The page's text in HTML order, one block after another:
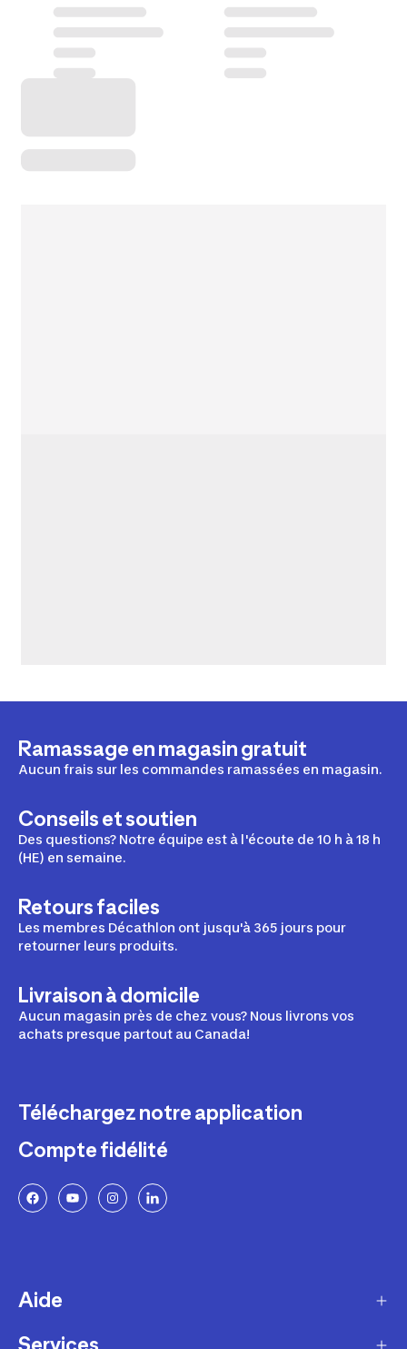
Ramassage en magasin gratuit
Aucun frais sur les commandes ramassées en magasin.
Conseils et soutien
Des questions? Notre équipe est à l'écoute de 10 h à 18 h
(HE) en semaine.
Retours faciles
Les membres Décathlon ont jusqu'à 365 jours pour
retourner leurs produits.
Livraison à domicile
Aucun magasin près de chez vous? Nous livrons vos
achats presque partout au Canada!
Téléchargez notre application
Compte fidélité
Aide
Livraison